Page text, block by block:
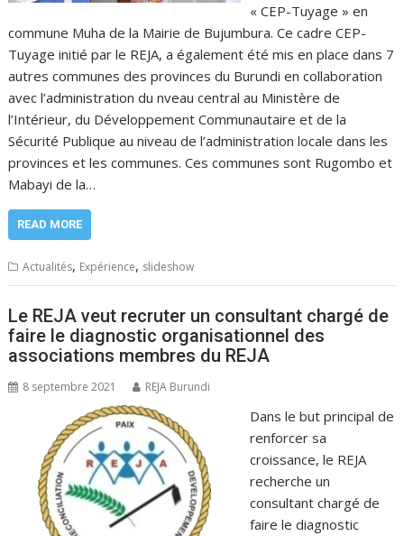
« CEP-Tuyage » en
commune Muha de la Mairie de Bujumbura. Ce cadre CEP-
Tuyage initié par le REJA, a également été mis en place dans 7
autres communes des provinces du Burundi en collaboration
avec l’administration du nveau central au Ministère de
l’Intérieur, du Développement Communautaire et de la
Sécurité Publique au niveau de l’administration locale dans les
provinces et les communes. Ces communes sont Rugombo et
Mabayi de la…
READ MORE
Actualités, Expérience, slideshow
Le REJA veut recruter un consultant chargé de
faire le diagnostic organisationnel des
associations membres du REJA
8 septembre 2021 REJA Burundi
Dans le but principal de
renforcer sa
croissance, le REJA
recherche un
consultant chargé de
faire le diagnostic